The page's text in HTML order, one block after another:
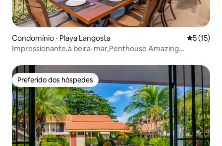
Condomínio ⋅ Playa Langosta 5 de uma
5 (15)
Impressionante,à beira-mar,Penthouse Amazing
Preferido dos hóspedes
Preferido dos hóspedes